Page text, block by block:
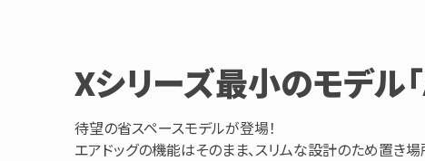
Xシリーズ最小のモデル
待望の省スペースモデルが登場！
エアドッグの機能はそのまま、スリムな設計のため置き